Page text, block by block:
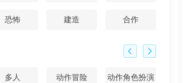
恐怖 建造 合作
多人 动作冒险 动作角色扮演